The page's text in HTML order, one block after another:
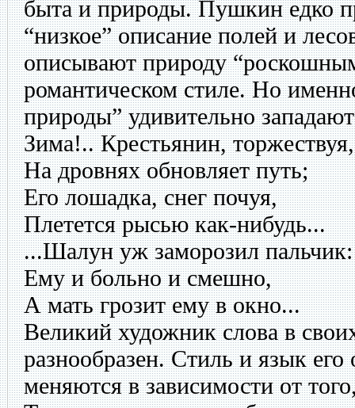
быта и природы. Пушкин едко
“низкое” описание полей и
описывают природу
романтическом стиле. Но
природы” удивительно
Зима!.. Крестьянин, торжествуя,
На дровнях обновляет путь;
Его лошадка, снег почуя,
Плетется рысью как-нибудь...
...Шалун уж заморозил пальчик:
Ему и больно и смешно,
А мать грозит ему в окно...
Великий художник слова в
разнообразен. Стиль и язык
меняются в зависимости от